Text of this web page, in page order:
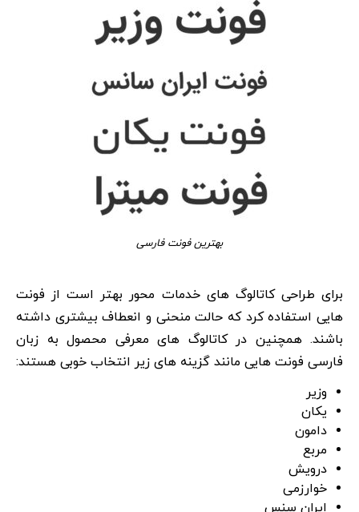
بهترین فونت فارسی
برای طراحی کاتالوگ های خدمات محور بهتر است از فونت
هایی استفاده کرد که حالت منحنی و انعطاف بیشتری داشته
باشند. همچنین در کاتالوگ های معرفی محصول به زبان
فارسی فونت هایی مانند گزینه های زیر انتخاب خوبی هستند:
وزیر
یکان
دامون
مربع
درویش
خوارزمی
ایران سنس